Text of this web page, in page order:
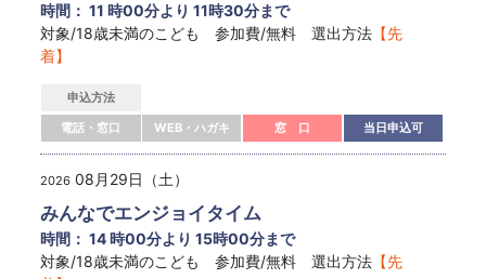
時間： 11 時00分より 11時30分まで
対象/18歳未満のこども 参加費/無料 選出方法 【先
着】
申込方法
電話・窓口
WEB・ハガキ 窓 口 当日申込可
2026 08月29日（土）
みんなでエンジョイタイム
時間： 14 時00分より 15時00分まで
対象/18歳未満のこども 参加費/無料 選出方法 【先